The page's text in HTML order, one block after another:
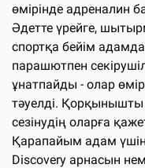
өмірінде адреналин
Әдетте үрейге,
спортқа бейім
парашютпен
ұнатпайды - олар
тәуелді. Қорқынышты
сезінудің оларға
Қарапайым адам
Discovery арнасын